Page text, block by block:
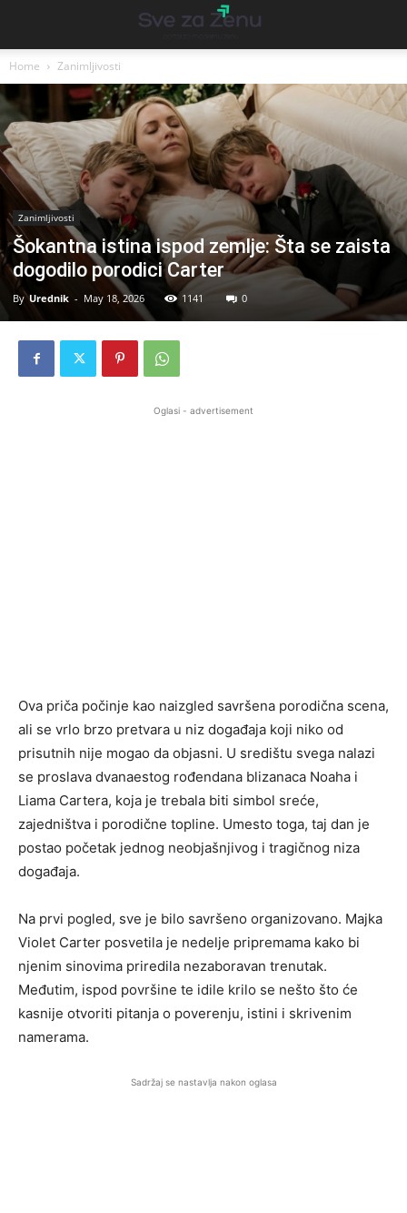
Home Zanimljivosti
Zanimljivosti
Šokantna istina ispod zemlje: Šta se zaista
dogodilo porodici Carter
By Urednik - May 18, 2026 1141 0
Oglasi - advertisement
Ova priča počinje kao naizgled savršena porodična scena,
ali se vrlo brzo pretvara u niz događaja koji niko od
prisutnih nije mogao da objasni. U središtu svega nalazi
se proslava dvanaestog rođendana blizanaca Noaha i
Liama Cartera, koja je trebala biti simbol sreće,
zajedništva i porodične topline. Umesto toga, taj dan je
postao početak jednog neobjašnjivog i tragičnog niza
događaja.
Na prvi pogled, sve je bilo savršeno organizovano. Majka
Violet Carter posvetila je nedelje pripremama kako bi
njenim sinovima priredila nezaboravan trenutak.
Međutim, ispod površine te idile krilo se nešto što će
kasnije otvoriti pitanja o poverenju, istini i skrivenim
namerama.
Sadržaj se nastavlja nakon oglasa